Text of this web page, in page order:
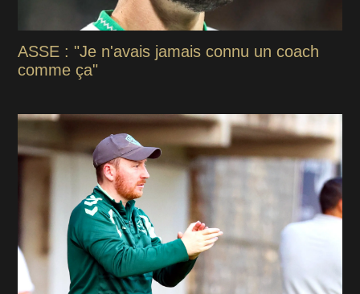
ASSE : "Je n'avais jamais connu un coach
comme ça"